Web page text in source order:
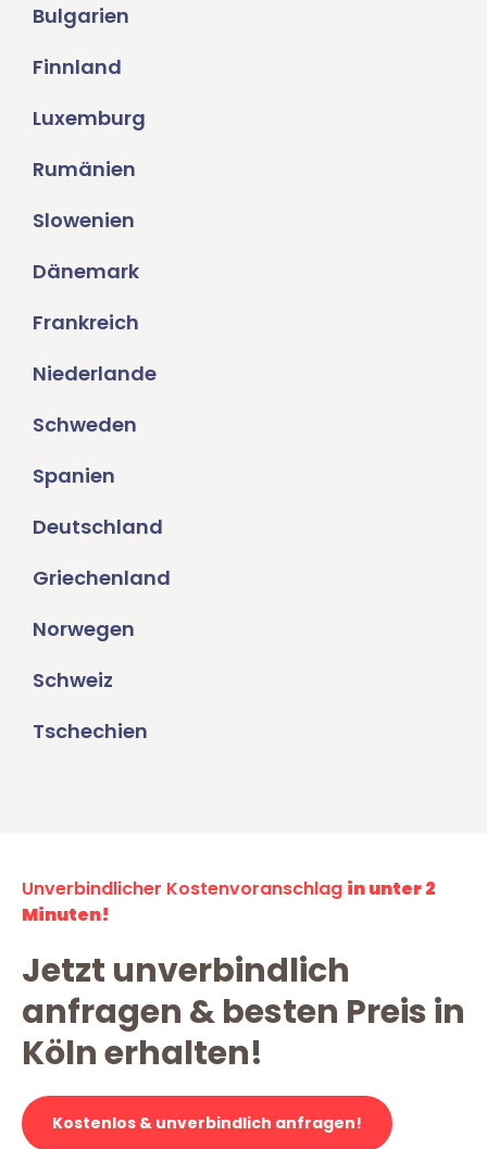
Bulgarien
Finnland
Luxemburg
Rumänien
Slowenien
Dänemark
Frankreich
Niederlande
Schweden
Spanien
Deutschland
Griechenland
Norwegen
Schweiz
Tschechien
Unverbindlicher Kostenvoranschlag in unter 2
Minuten!
Jetzt unverbindlich
anfragen & besten Preis in
Köln erhalten!
Kostenlos & unverbindlich anfragen!